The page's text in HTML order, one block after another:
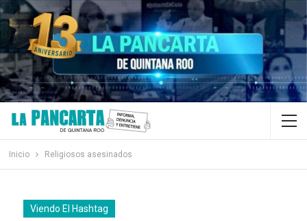
Inicio Religiosos asesinados
Viendo El Hashtag